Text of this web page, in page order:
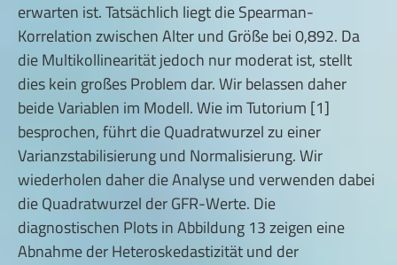
erwarten ist. Tatsächlich liegt die Spearman-
Korrelation zwischen Alter und Größe bei 0,892. Da
die Multikollinearität jedoch nur moderat ist, stellt
dies kein großes Problem dar. Wir belassen daher
beide Variablen im Modell. Wie im Tutorium [1]
besprochen, führt die Quadratwurzel zu einer
Varianzstabilisierung und Normalisierung. Wir
wiederholen daher die Analyse und verwenden dabei
die Quadratwurzel der GFR-Werte. Die
diagnostischen Plots in Abbildung 13 zeigen eine
Abnahme der Heteroskedastizität und der